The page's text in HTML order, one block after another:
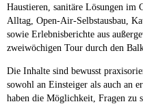
Haustieren, sanitäre Lösungen im
Alltag, Open-Air-Selbstausbau,
sowie Erlebnisberichte aus
zweiwöchigen Tour durch den
Die Inhalte sind bewusst
sowohl an Einsteiger als auch an
haben die Möglichkeit, Fragen zu